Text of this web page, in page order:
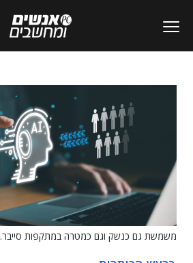
משמשת גם כנשק וגם כמטרה במתקפות סייבר. AI.